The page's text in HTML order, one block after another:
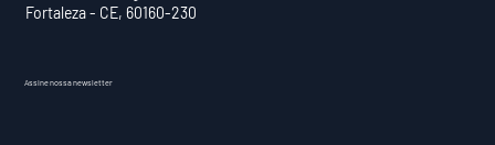
Fortaleza - CE, 60160-230
Assine nossa newsletter